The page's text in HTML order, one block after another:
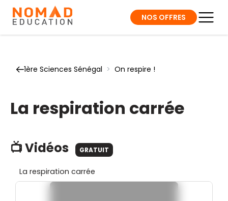
NOS OFFRES
1ère Sciences Sénégal > On respire !
La respiration carrée
📺 Vidéos GRATUIT
La respiration carrée